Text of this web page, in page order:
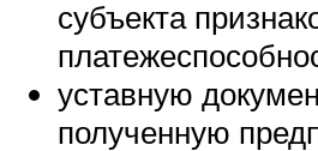
субъекта
уставную
полученную